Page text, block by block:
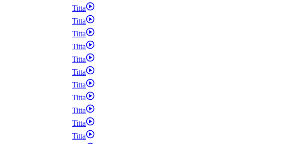
Titta
Titta
Titta
Titta
Titta
Titta
Titta
Titta
Titta
Titta
Titta